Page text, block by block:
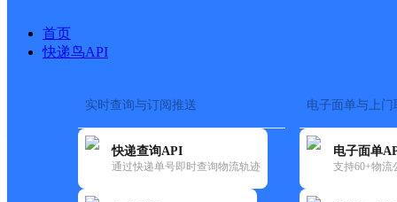
首页
快递鸟API
实时查询与订阅推送
快递查询API
通过快递单号即时查询物流轨迹
电子面单与上门
电子面单
支持60+物流
快运大全 快递时效